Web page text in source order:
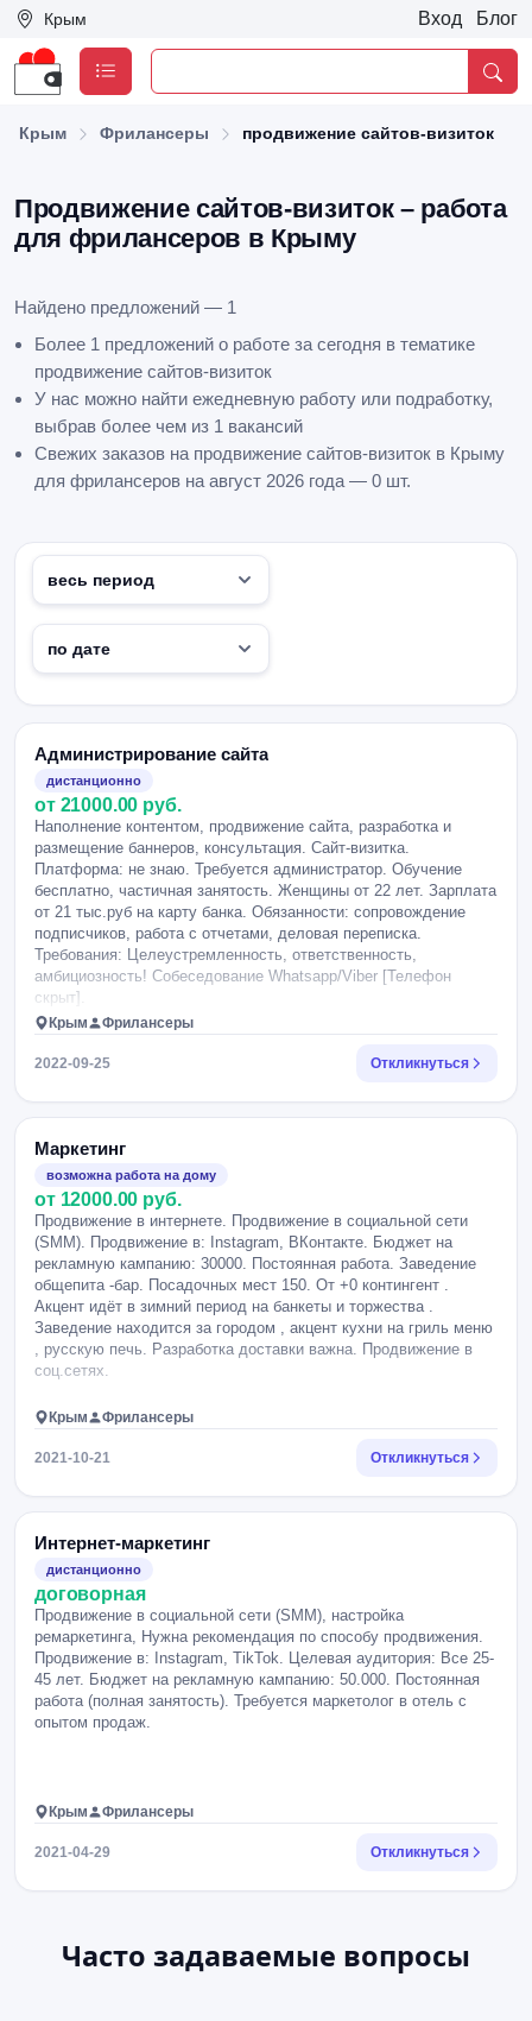
Крым Вход Блог
Крым Фрилансеры продвижение сайтов-визиток
Продвижение сайтов-визиток – работа
для фрилансеров в Крыму
Найдено предложений — 1
Более 1 предложений о работе за сегодня в тематике
продвижение сайтов-визиток
У нас можно найти ежедневную работу или подработку,
выбрав более чем из 1 вакансий
Свежих заказов на продвижение сайтов-визиток в Крыму
для фрилансеров на август 2026 года — 0 шт.
Администрирование сайта
дистанционно
от 21000.00 руб.
Наполнение контентом, продвижение сайта, разработка и
размещение баннеров, консультация. Сайт-визитка.
Платформа: не знаю. Требуется администратор. Обучение
бесплатно, частичная занятость. Женщины от 22 лет. Зарплата
от 21 тыс.руб на карту банка. Обязанности: сопровождение
подписчиков, работа с отчетами, деловая переписка.
Требования: Целеустремленность, ответственность,
амбициозность! Собеседование Whatsapp/Viber [Телефон
скрыт].
Крым Фрилансеры
2022-09-25 Откликнуться
Маркетинг
возможна работа на дому
от 12000.00 руб.
Продвижение в интернете. Продвижение в социальной сети
(SMM). Продвижение в: Instagram, ВКонтакте. Бюджет на
рекламную кампанию: 30000. Постоянная работа. Заведение
общепита -бар. Посадочных мест 150. От +0 контингент .
Акцент идёт в зимний период на банкеты и торжества .
Заведение находится за городом , акцент кухни на гриль меню
, русскую печь. Разработка доставки важна. Продвижение в
соц.сетях.
Крым Фрилансеры
2021-10-21 Откликнуться
Интернет-маркетинг
дистанционно
договорная
Продвижение в социальной сети (SMM), настройка
ремаркетинга, Нужна рекомендация по способу продвижения.
Продвижение в: Instagram, TikTok. Целевая аудитория: Все 25-
45 лет. Бюджет на рекламную кампанию: 50.000. Постоянная
работа (полная занятость). Требуется маркетолог в отель с
опытом продаж.
Крым Фрилансеры
2021-04-29 Откликнуться
Часто задаваемые вопросы